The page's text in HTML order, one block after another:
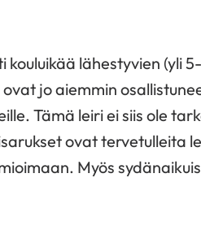
lähestyvien (yli
jo aiemmin
Tämä leiri ei siis ole
ovat tervetulleita
Myös